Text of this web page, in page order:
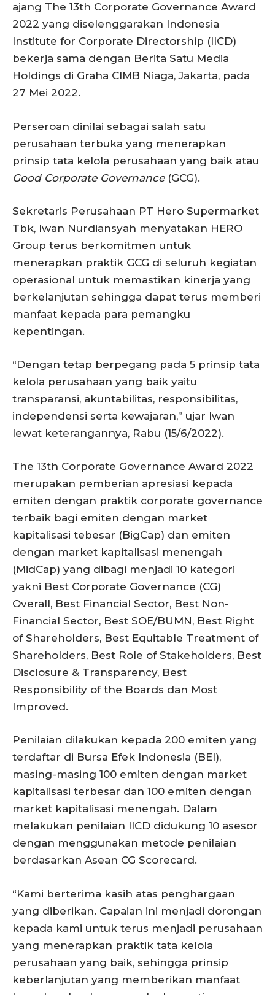
ajang The 13th Corporate Governance Award
2022 yang diselenggarakan Indonesia
Institute for Corporate Directorship (IICD)
bekerja sama dengan Berita Satu Media
Holdings di Graha CIMB Niaga, Jakarta, pada
27 Mei 2022.
Perseroan dinilai sebagai salah satu
perusahaan terbuka yang menerapkan
prinsip tata kelola perusahaan yang baik atau
Good Corporate Governance(GCG).
Sekretaris Perusahaan PT Hero Supermarket
Tbk, Iwan Nurdiansyah menyatakan HERO
Group terus berkomitmen untuk
menerapkan praktik GCG di seluruh kegiatan
operasional untuk memastikan kinerja yang
berkelanjutan sehingga dapat terus memberi
manfaat kepada para pemangku
kepentingan.
“Dengan tetap berpegang pada 5 prinsip tata
kelola perusahaan yang baik yaitu
transparansi, akuntabilitas, responsibilitas,
independensi serta kewajaran,” ujar Iwan
lewat keterangannya, Rabu (15/6/2022).
The 13th Corporate Governance Award 2022
merupakan pemberian apresiasi kepada
emiten dengan praktik corporate governance
terbaik bagi emiten dengan market
kapitalisasi tebesar (BigCap) dan emiten
dengan market kapitalisasi menengah
(MidCap) yang dibagi menjadi 10 kategori
yakni Best Corporate Governance (CG)
Overall, Best Financial Sector, Best Non-
Financial Sector, Best SOE/BUMN, Best Right
of Shareholders, Best Equitable Treatment of
Shareholders, Best Role of Stakeholders, Best
Disclosure & Transparency, Best
Responsibility of the Boards dan Most
Improved.
Penilaian dilakukan kepada 200 emiten yang
terdaftar di Bursa Efek Indonesia (BEI),
masing-masing 100 emiten dengan market
kapitalisasi terbesar dan 100 emiten dengan
market kapitalisasi menengah. Dalam
melakukan penilaian IICD didukung 10 asesor
dengan menggunakan metode penilaian
berdasarkan Asean CG Scorecard.
“Kami berterima kasih atas penghargaan
yang diberikan. Capaian ini menjadi dorongan
kepada kami untuk terus menjadi perusahaan
yang menerapkan praktik tata kelola
perusahaan yang baik, sehingga prinsip
keberlanjutan yang memberikan manfaat